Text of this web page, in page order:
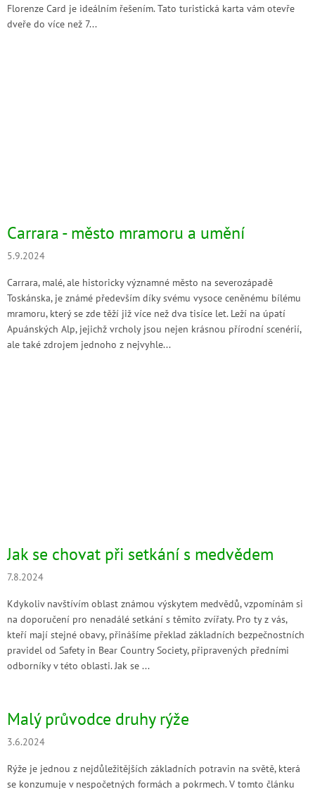
Florenze Card je ideálním řešením. Tato turistická karta vám otevře
dveře do více než 7...
Carrara - město mramoru a umění
5.9.2024
Carrara, malé, ale historicky významné město na severozápadě
Toskánska, je známé především díky svému vysoce ceněnému bílému
mramoru, který se zde těží již více než dva tisíce let. Leží na úpatí
Apuánských Alp, jejichž vrcholy jsou nejen krásnou přírodní scenérií,
ale také zdrojem jednoho z nejvyhle...
Jak se chovat při setkání s medvědem
7.8.2024
Kdykoliv navštívím oblast známou výskytem medvědů, vzpomínám si
na doporučení pro nenadálé setkání s těmito zvířaty. Pro ty z vás,
kteří mají stejné obavy, přinášíme překlad základních bezpečnostních
pravidel od Safety in Bear Country Society, připravených předními
odborníky v této oblasti. Jak se ...
Malý průvodce druhy rýže
3.6.2024
Rýže je jednou z nejdůležitějších základních potravin na světě, která
se konzumuje v nespočetných formách a pokrmech. V tomto článku